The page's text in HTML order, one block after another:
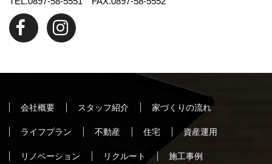
会社概要 スタッフ紹介 家づくりの流れ
ライフプラン 不動産 住宅 資産運用
リノベーション リクルート 施工事例